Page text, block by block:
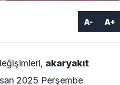
A- A+
akaryakıt
2025 Perşembe